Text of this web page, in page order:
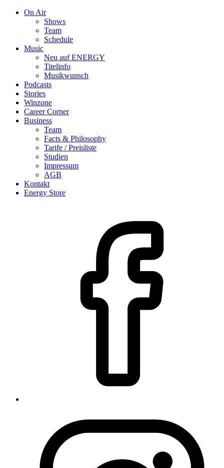
On Air
Shows
Team
Schedule
Music
Neu auf ENERGY
Titelinfo
Musikwunsch
Podcasts
Stories
Winzone
Career Corner
Business
Team
Facts & Philosophy
Tarife / Preisliste
Studien
Impressum
AGB
Kontakt
Energy Store